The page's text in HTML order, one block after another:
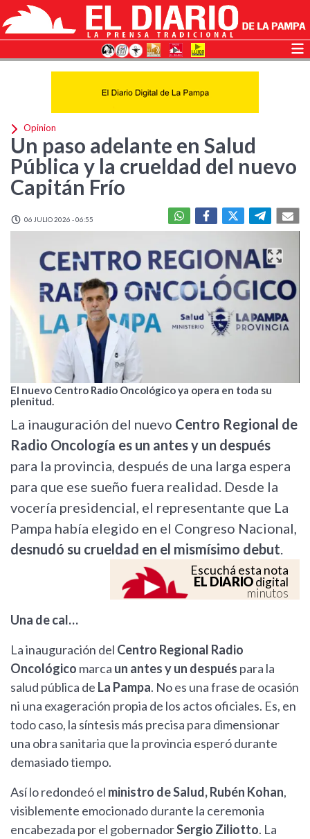
Opinion
Un paso adelante en Salud
Pública y la crueldad del nuevo
Capitán Frío
06 JULIO 2026 - 06:55
El nuevo Centro Radio Oncológico ya opera en toda su
plenitud.
La inauguración del nuevo Centro Regional de
Radio Oncología es un antes y un después
para la provincia, después de una larga espera
para que ese sueño fuera realidad. Desde la
vocería presidencial, el representante que La
Pampa había elegido en el Congreso Nacional,
desnudó su crueldad en el mismísimo debut.
Escuchá esta nota
EL DIARIOdigital
minutos
Una de cal…
La inauguración del Centro Regional Radio
Oncológico marca un antes y un después para la
salud pública de La Pampa. No es una frase de ocasión
ni una exageración propia de los actos oficiales. Es, en
todo caso, la síntesis más precisa para dimensionar
una obra sanitaria que la provincia esperó durante
demasiado tiempo.
Así lo redondeó el ministro de Salud, Rubén Kohan,
visiblemente emocionado durante la ceremonia
encabezada por el gobernadorSergio Ziliotto. La